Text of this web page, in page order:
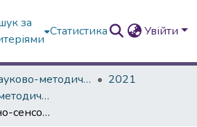
за
Статистика Увійти
Вісник науково-методичних досліджень ВГПК
2021
Вісник науково-методичних досліджень ВГПК № 1 (36)
Розвиток музично-сенсорних здібностей дітей дошкільного віку засобами музичної виразності